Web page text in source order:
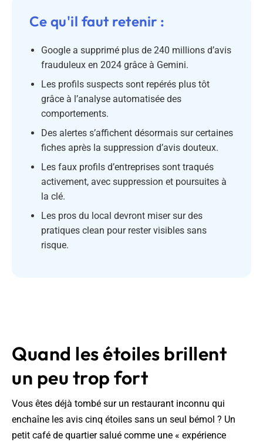
Ce qu'il faut retenir :
Google a supprimé plus de 240 millions d’avis
frauduleux en 2024 grâce à Gemini.
Les profils suspects sont repérés plus tôt
grâce à l’analyse automatisée des
comportements.
Des alertes s’affichent désormais sur certaines
fiches après la suppression d’avis douteux.
Les faux profils d’entreprises sont traqués
activement, avec suppression et poursuites à
la clé.
Les pros du local devront miser sur des
pratiques clean pour rester visibles sans
risque.
Quand les étoiles brillent
un peu trop fort
Vous êtes déjà tombé sur un restaurant inconnu qui
enchaîne les avis cinq étoiles sans un seul bémol ? Un
petit café de quartier salué comme une « expérience